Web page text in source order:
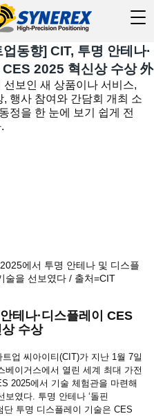
동향] CIT, 투명 안테나·
2025 혁신상 수상 外
선보인 새 상품이나 서비스,
, 행사 참여와 간담회 개최 소
정을 한 눈에 보기 쉽게 전
에서 투명 안테나 및 디스플
술을 선보였다 / 출처=CIT
테나·디스플레이 CES
수상
업 씨아이티(CIT)가 지난 1월 7일
베이거스에서 열린 세계 최대 가전
2025에서 기술 체험관을 마련해
보였다. 투명 안테나 ‘돌핀
단 투명 디스플레이 기술은 CES